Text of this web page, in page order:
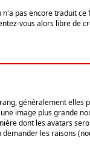
pas encore traduit ce
vous alors libre de
généralement elles
image plus grande
dont les avatars
les raisons